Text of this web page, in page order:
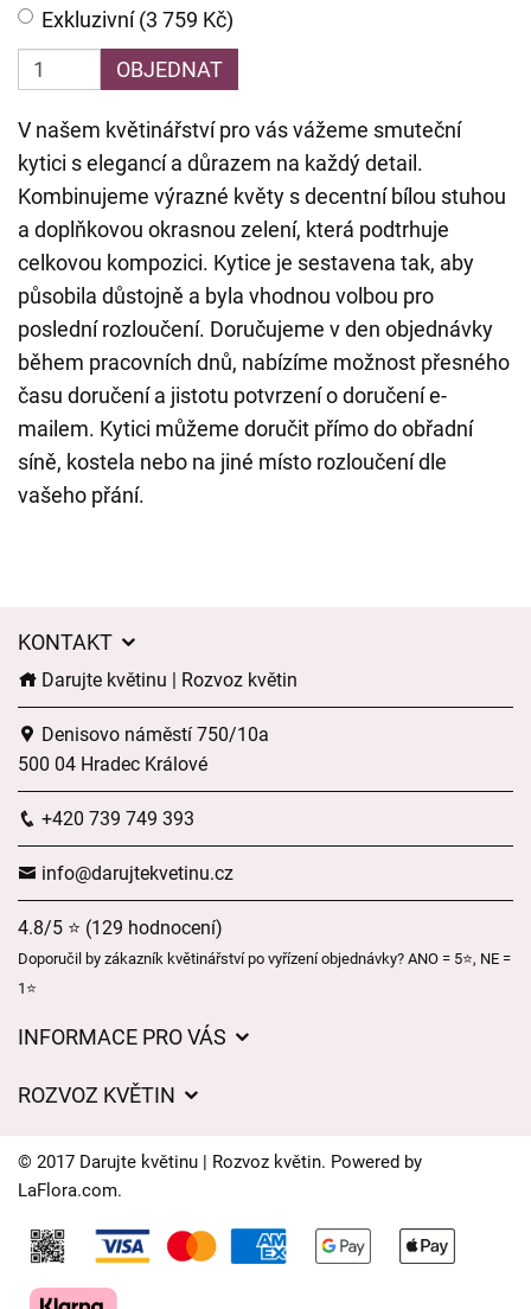
Exkluzivní (3 759 Kč)
OBJEDNAT
V našem květinářství pro vás vážeme smuteční
kytici s elegancí a důrazem na každý detail.
Kombinujeme výrazné květy s decentní bílou stuhou
a doplňkovou okrasnou zelení, která podtrhuje
celkovou kompozici. Kytice je sestavena tak, aby
působila důstojně a byla vhodnou volbou pro
poslední rozloučení. Doručujeme v den objednávky
během pracovních dnů, nabízíme možnost přesného
času doručení a jistotu potvrzení o doručení e-
mailem. Kytici můžeme doručit přímo do obřadní
síně, kostela nebo na jiné místo rozloučení dle
vašeho přání.
KONTAKT
Darujte květinu | Rozvoz květin
Denisovo náměstí 750/10a
500 04 Hradec Králové
+420 739 749 393
info@darujtekvetinu.cz
4.8/5 ⭐ (129 hodnocení)
Doporučil by zákazník květinářství po vyřízení objednávky? ANO = 5⭐, NE =
1⭐
INFORMACE PRO VÁS
Často kladené dotazy
Časy doručení květin – přehled možností
Svatební květinový servis
ROZVOZ KVĚTIN
Kam doručujeme květiny
Kontakt
© 2017 Darujte květinu | Rozvoz květin. Powered by
LaFlora.com.